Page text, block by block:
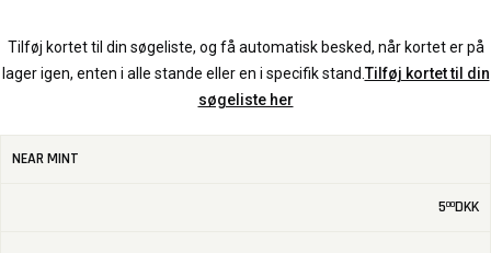
Tilføj kortet til din søgeliste, og få automatisk besked, når kortet er på
lager igen, enten i alle stande eller en i specifik stand. Tilføj kortet til din
søgeliste her
NEAR MINT
500DKK